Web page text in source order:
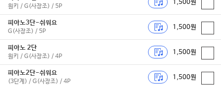
원키 / G(사장조) / 5P
1,500원
피아노3단-쉬워요
G(사장조) / 5P
1,500원
피아노 2단
원키 / G(사장조) / 4P
1,500원
피아노2단-쉬워요
(3단계) / G(사장조) / 4P
1,500원